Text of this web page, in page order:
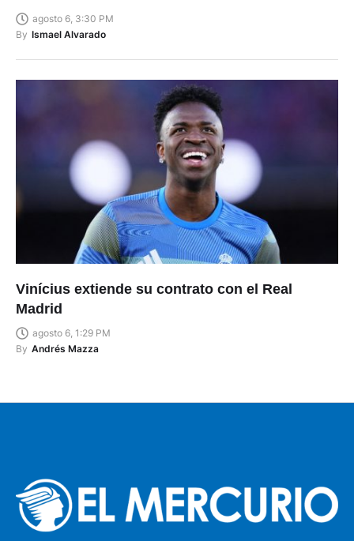
agosto 6, 3:30 PM
By Ismael Alvarado
Vinícius extiende su contrato con el Real
Madrid
agosto 6, 1:29 PM
By Andrés Mazza